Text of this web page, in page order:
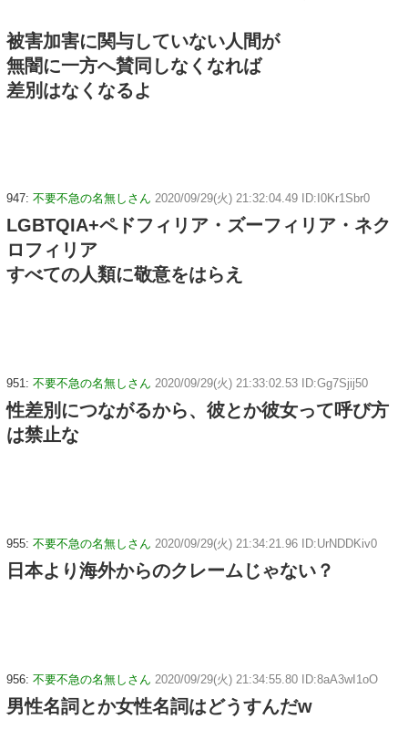
被害加害に関与していない人間が
無闇に一方へ賛同しなくなれば
差別はなくなるよ
947: 不要不急の名無しさん 2020/09/29(火) 21:32:04.49 ID:I0Kr1Sbr0
LGBTQIA+ペドフィリア・ズーフィリア・ネク
ロフィリア
すべての人類に敬意をはらえ
951: 不要不急の名無しさん 2020/09/29(火) 21:33:02.53 ID:Gg7Sjij50
性差別につながるから、彼とか彼女って呼び方
は禁止な
955: 不要不急の名無しさん 2020/09/29(火) 21:34:21.96 ID:UrNDDKiv0
日本より海外からのクレームじゃない？
956: 不要不急の名無しさん 2020/09/29(火) 21:34:55.80 ID:8aA3wI1oO
男性名詞とか女性名詞はどうすんだw